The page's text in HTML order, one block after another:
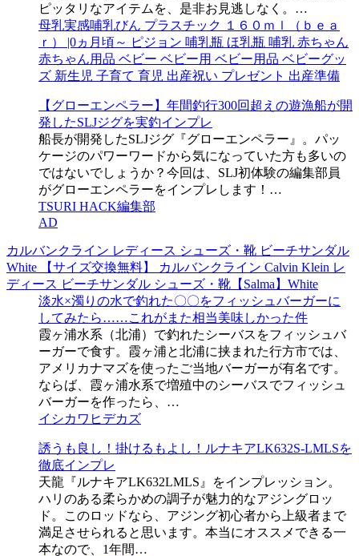
ピッタリなアイテムを、是非お見逃しなく。…
母乳実感哺乳びん プラスチック １６０ｍｌ（ｂｅａ
ｒ） |0ヵ月頃～ ピジョン 哺乳瓶 ほ乳瓶 哺乳 赤ちゃん
赤ちゃん用品 ベビー ベビー用 ベビー用品 ベビーグッ
ズ 新生児 子育て 育児 出産祝い プレゼント 出産準備
【グローエンペラー】年間釣行300回超えの遊漁船が開
発したSLJジグを実釣インプレ
船長が開発したSLJジグ『グローエンペラー』。パッ
ケージのパワーワードから気になっていた方も多いの
ではないでしょうか？今回は、SLJ初体験の編集部員
がグローエンペラーをインプレします！…
TSURI HACK編集部
AD
カルバンクライン レディース シューズ・靴 ビーチサンダル
White 【サイズ交換無料】 カルバンクライン Calvin Klein レ
ディース ビーチサンダル シューズ・靴【Salma】White
淡水×濁りの水で釣れた〇〇をフィッシュバーガーに
してみたら……これがまた相当美味しかった件
霞ヶ浦水系（北浦）で釣れたシーバスをフィッシュバ
ーガーで食す。霞ヶ浦と北浦に挟まれた行方市では、
アメリカナマズを使ったご当地バーガーが有名です。
ならば、霞ヶ浦水系で増殖中のシーバスでフィッシュ
バーガーを作ったら、…
イシカワヒデカズ
誘うも良し！掛けるもよし！ルナキアLK632S-LMLSを
徹底インプレ
天龍『ルナキアLK632LMLS』をインプレッション。
ハリのある柔らかめの調子が魅力的なアジングロッ
ド。このロッドなら、アジング初心者から上級者まで
満足させられると思います。本当にオススメできる一
本なので、1年間…